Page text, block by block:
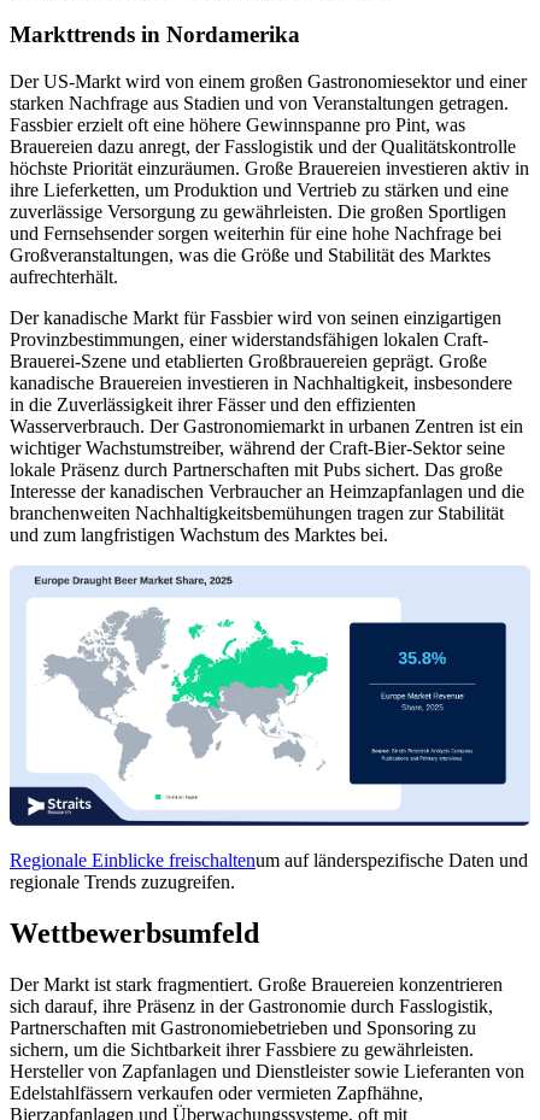
Markttrends in Nordamerika
Der US-Markt wird von einem großen Gastronomiesektor und einer
starken Nachfrage aus Stadien und von Veranstaltungen getragen.
Fassbier erzielt oft eine höhere Gewinnspanne pro Pint, was
Brauereien dazu anregt, der Fasslogistik und der Qualitätskontrolle
höchste Priorität einzuräumen. Große Brauereien investieren aktiv in
ihre Lieferketten, um Produktion und Vertrieb zu stärken und eine
zuverlässige Versorgung zu gewährleisten. Die großen Sportligen
und Fernsehsender sorgen weiterhin für eine hohe Nachfrage bei
Großveranstaltungen, was die Größe und Stabilität des Marktes
aufrechterhält.
Der kanadische Markt für Fassbier wird von seinen einzigartigen
Provinzbestimmungen, einer widerstandsfähigen lokalen Craft-
Brauerei-Szene und etablierten Großbrauereien geprägt. Große
kanadische Brauereien investieren in Nachhaltigkeit, insbesondere
in die Zuverlässigkeit ihrer Fässer und den effizienten
Wasserverbrauch. Der Gastronomiemarkt in urbanen Zentren ist ein
wichtiger Wachstumstreiber, während der Craft-Bier-Sektor seine
lokale Präsenz durch Partnerschaften mit Pubs sichert. Das große
Interesse der kanadischen Verbraucher an Heimzapfanlagen und die
branchenweiten Nachhaltigkeitsbemühungen tragen zur Stabilität
und zum langfristigen Wachstum des Marktes bei.
Regionale Einblicke freischaltenum auf länderspezifische Daten und
regionale Trends zuzugreifen.
Wettbewerbsumfeld
Der Markt ist stark fragmentiert. Große Brauereien konzentrieren
sich darauf, ihre Präsenz in der Gastronomie durch Fasslogistik,
Partnerschaften mit Gastronomiebetrieben und Sponsoring zu
sichern, um die Sichtbarkeit ihrer Fassbiere zu gewährleisten.
Hersteller von Zapfanlagen und Dienstleister sowie Lieferanten von
Edelstahlfässern verkaufen oder vermieten Zapfhähne,
Bierzapfanlagen und Überwachungssysteme, oft mit